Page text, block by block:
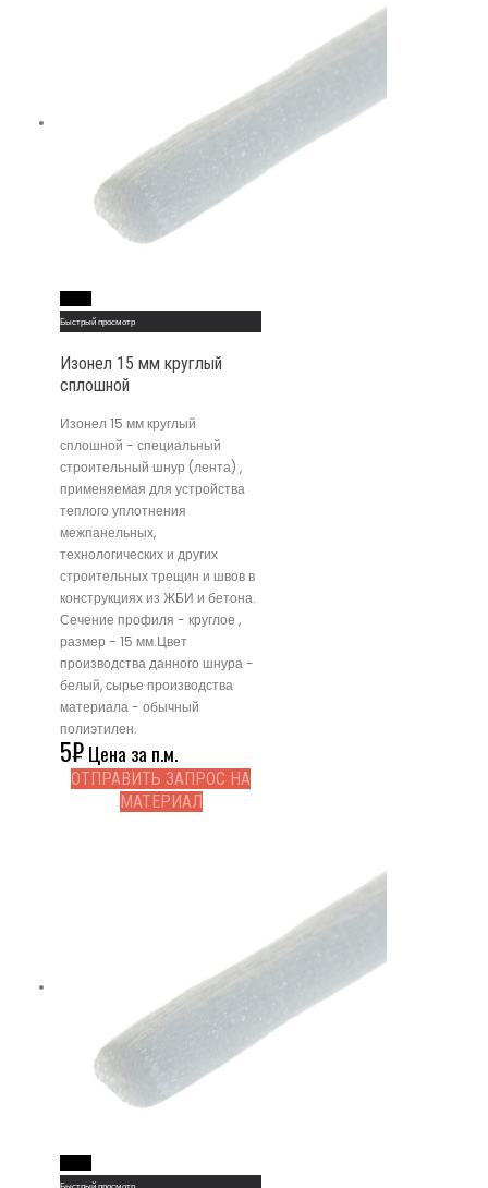
Быстрый просмотр
Изонел 15 мм круглый
сплошной
Изонел 15 мм круглый
сплошной - специальный
строительный шнур (лента) ,
применяемая для устройства
теплого уплотнения
межпанельных,
технологических и других
строительных трещин и швов в
конструкциях из ЖБИ и бетона.
Сечение профиля - круглое ,
размер - 15 мм.Цвет
производства данного шнура -
белый, сырье производства
материала - обычный
полиэтилен.
5₽Цена за п.м.
ОТПРАВИТЬ ЗАПРОС НА
МАТЕРИАЛ